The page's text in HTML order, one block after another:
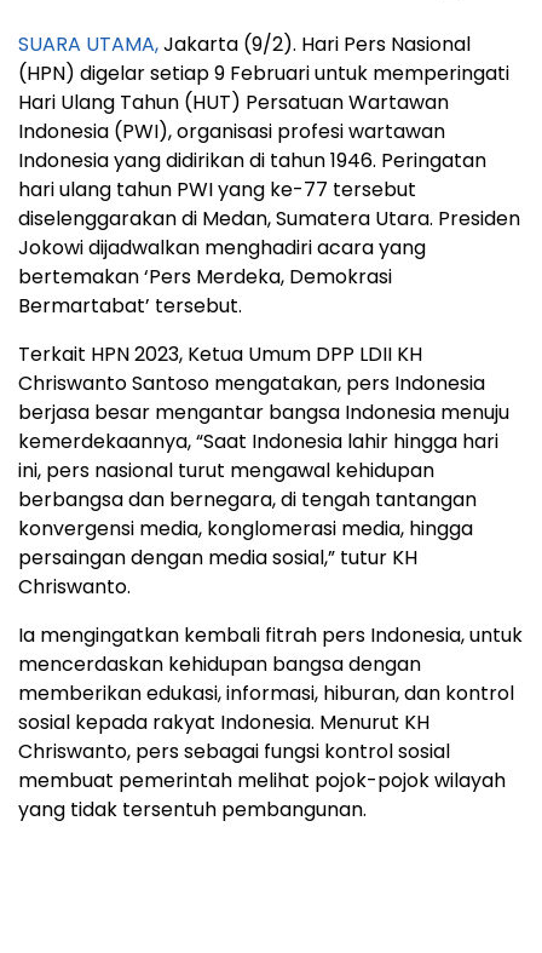
SUARA UTAMA,Jakarta (9/2). Hari Pers Nasional
(HPN) digelar setiap 9 Februari untuk memperingati
Hari Ulang Tahun (HUT) Persatuan Wartawan
Indonesia (PWI), organisasi profesi wartawan
Indonesia yang didirikan di tahun 1946. Peringatan
hari ulang tahun PWI yang ke-77 tersebut
diselenggarakan di Medan, Sumatera Utara. Presiden
Jokowi dijadwalkan menghadiri acara yang
bertemakan ‘Pers Merdeka, Demokrasi
Bermartabat’ tersebut.
Terkait HPN 2023, Ketua Umum DPP LDII KH
Chriswanto Santoso mengatakan, pers Indonesia
berjasa besar mengantar bangsa Indonesia menuju
kemerdekaannya, “Saat Indonesia lahir hingga hari
ini, pers nasional turut mengawal kehidupan
berbangsa dan bernegara, di tengah tantangan
konvergensi media, konglomerasi media, hingga
persaingan dengan media sosial,” tutur KH
Chriswanto.
Ia mengingatkan kembali fitrah pers Indonesia, untuk
mencerdaskan kehidupan bangsa dengan
memberikan edukasi, informasi, hiburan, dan kontrol
sosial kepada rakyat Indonesia. Menurut KH
Chriswanto, pers sebagai fungsi kontrol sosial
membuat pemerintah melihat pojok-pojok wilayah
yang tidak tersentuh pembangunan.